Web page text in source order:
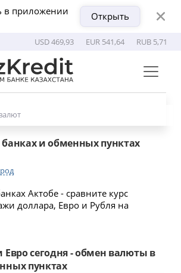
в приложении Открыть
USD 469,93 EUR 541,64 RUB 5,71
и обменных пунктах
Актобе - сравните курс
доллара, Евро и Рубля на
банков Актобе для
Евро сегодня - обмен валюты в
пунктах